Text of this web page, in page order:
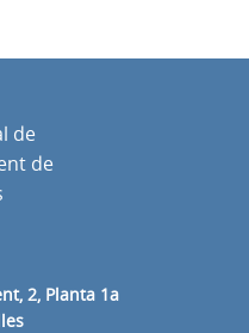
2, Planta 1a
de
de